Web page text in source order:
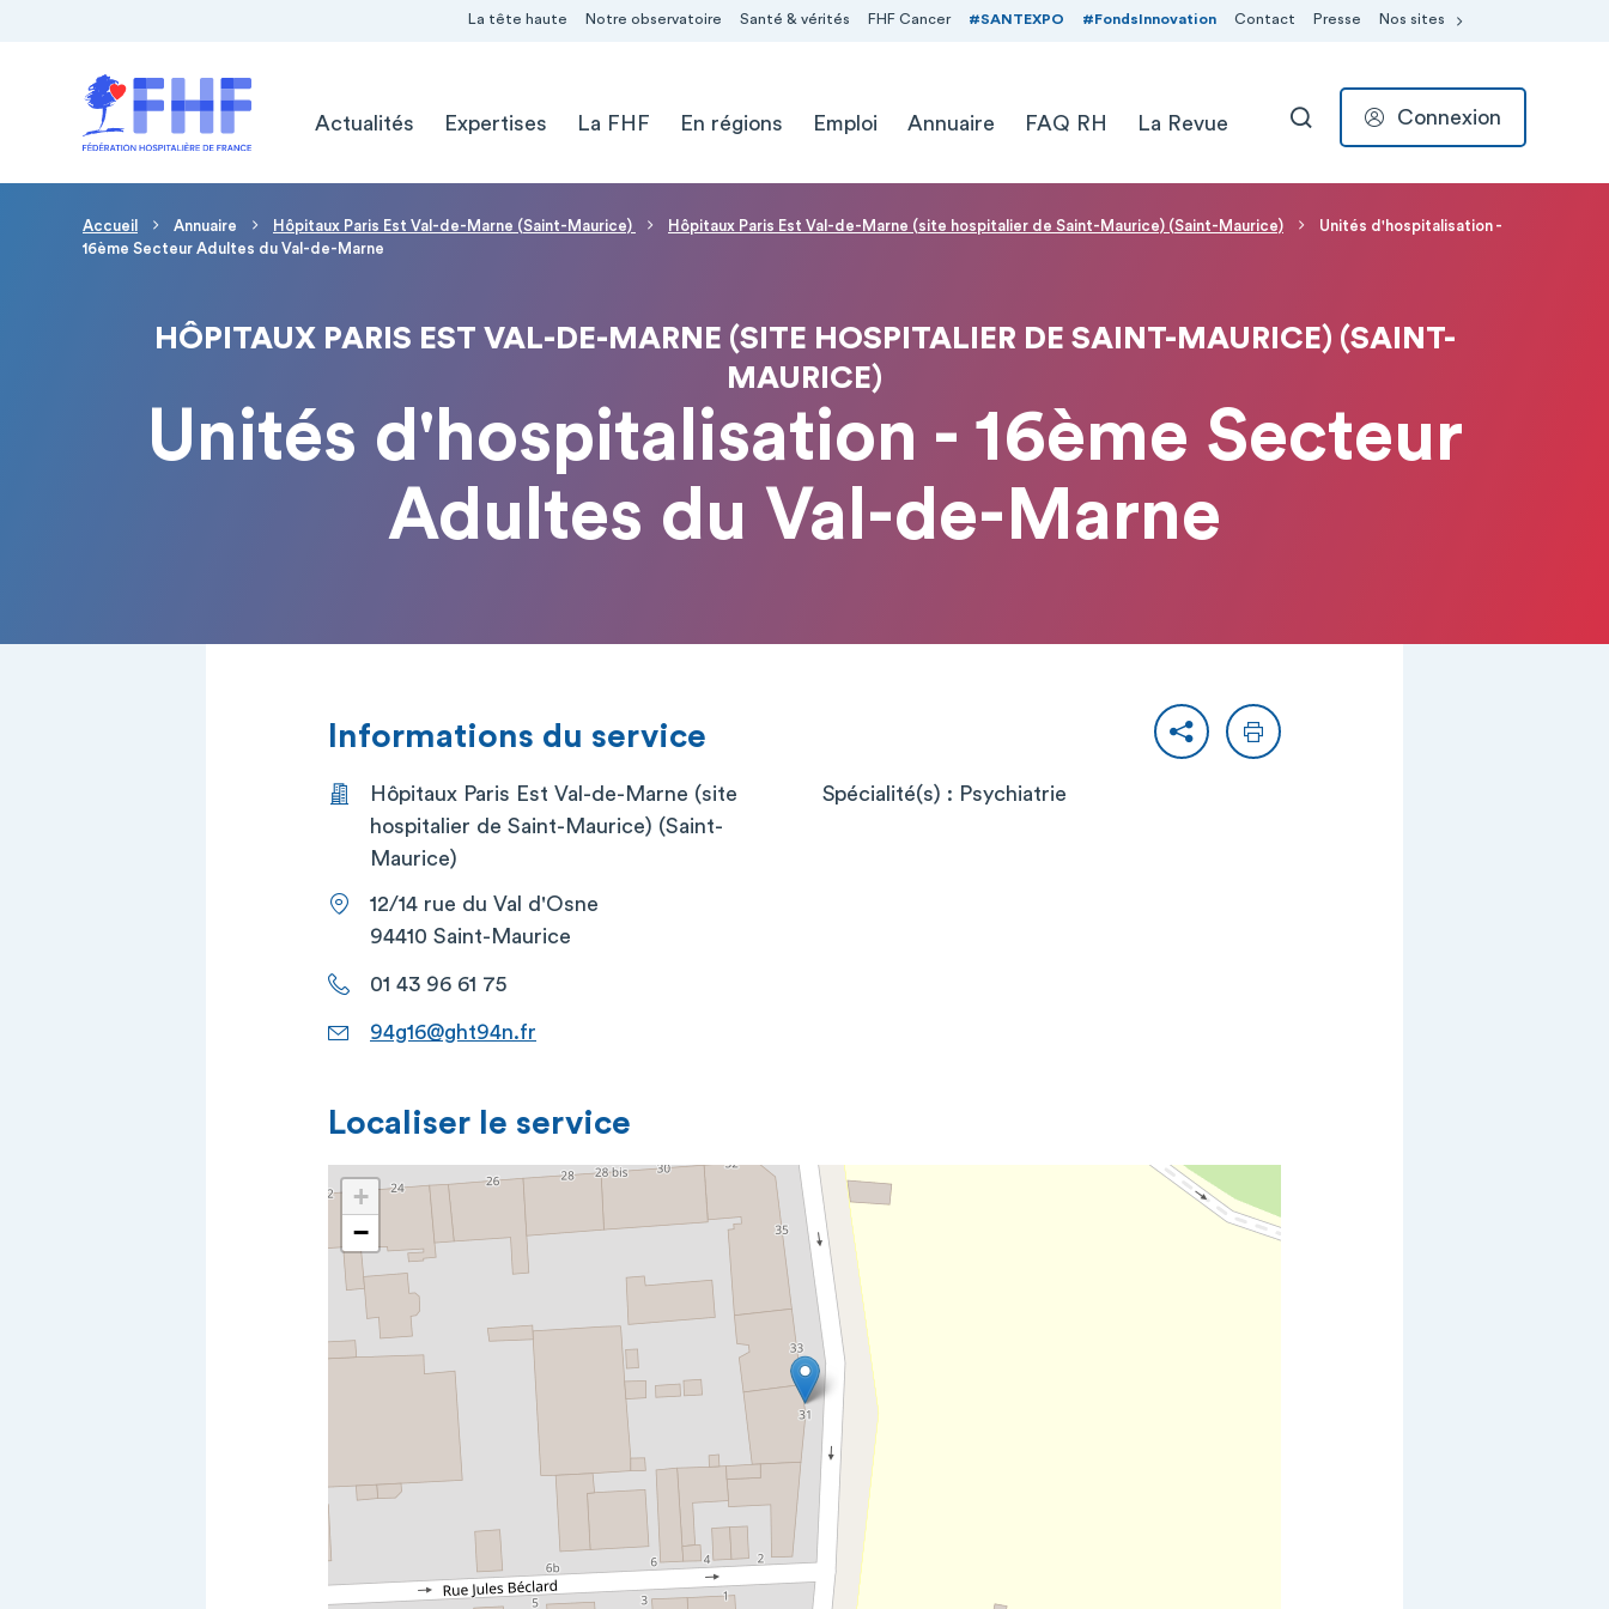
La tête haute Notre observatoire Santé & vérités FHF Cancer #SANTEXPO #FondsInnovation Contact Presse Nos sites
Actualités
Expertises La FHF En régions Emploi Annuaire FAQ RH La Revue RECHERCHER
Connexion
Fil d'Ariane
Accueil Annuaire Hôpitaux Paris Est Val-de-Marne (Saint-Maurice) Hôpitaux Paris Est Val-de-Marne (site hospitalier de Saint-Maurice) (Saint-Maurice)
Unités d'hospitalisation -
16ème Secteur Adultes du Val-de-Marne
HÔPITAUX PARIS EST VAL-DE-MARNE (SITE HOSPITALIER DE SAINT-MAURICE) (SAINT-
MAURICE)
Unités d'hospitalisation - 16ème Secteur
Adultes du Val-de-Marne
PartagerImprimer
Informations du service
Hôpitaux Paris Est Val-de-Marne (site
hospitalier de Saint-Maurice) (Saint-
Maurice)
12/14 rue du Val d'Osne
94410 Saint-Maurice
01 43 96 61 75
94g16@ght94n.fr
Spécialité(s) : Psychiatrie
Localiser le service
+
−